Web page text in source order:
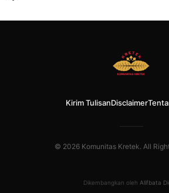
Kirim TulisanDisclaimer
© 2026 Komunitas Kretek. All
Dikembangkan oleh Alifbata